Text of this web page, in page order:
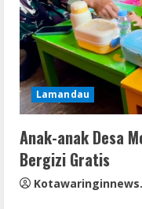
Lamandau
Anak-anak Desa
Bergizi Gratis